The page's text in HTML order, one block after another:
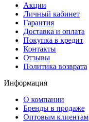
Акции
Личный кабинет
Гарантия
Доставка и оплата
Покупка в кредит
Контакты
Отзывы
Политика возврата
Информация
О компании
Бренды в продаже
Оптовым клиентам